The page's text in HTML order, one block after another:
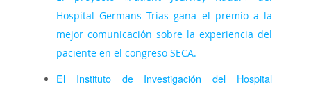
Hospital Germans Trias gana el premio a la
mejor comunicación sobre la experiencia del
paciente en el congreso SECA.
El Instituto de Investigación del Hospital